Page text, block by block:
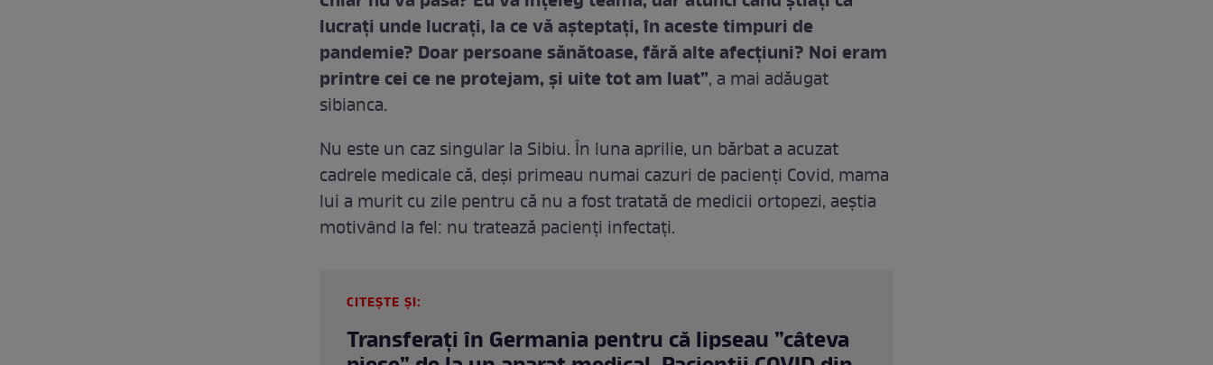
lucraţi unde lucrați, la ce vă aşteptaţi, în aceste timpuri de
pandemie? Doar persoane sănătoase, fără alte afecţiuni? Noi eram
printre cei ce ne protejam, şi uite tot am luat”, a mai adăugat
sibianca.
Nu este un caz singular la Sibiu. În luna aprilie, un bărbat a acuzat
cadrele medicale că, deși primeau numai cazuri de pacienți Covid, mama
lui a murit cu zile pentru că nu a fost tratată de medicii ortopezi, aeștia
motivând la fel: nu tratează pacienți infectați.
CITEȘTE ȘI:
Transferați în Germania pentru că lipseau ”câteva